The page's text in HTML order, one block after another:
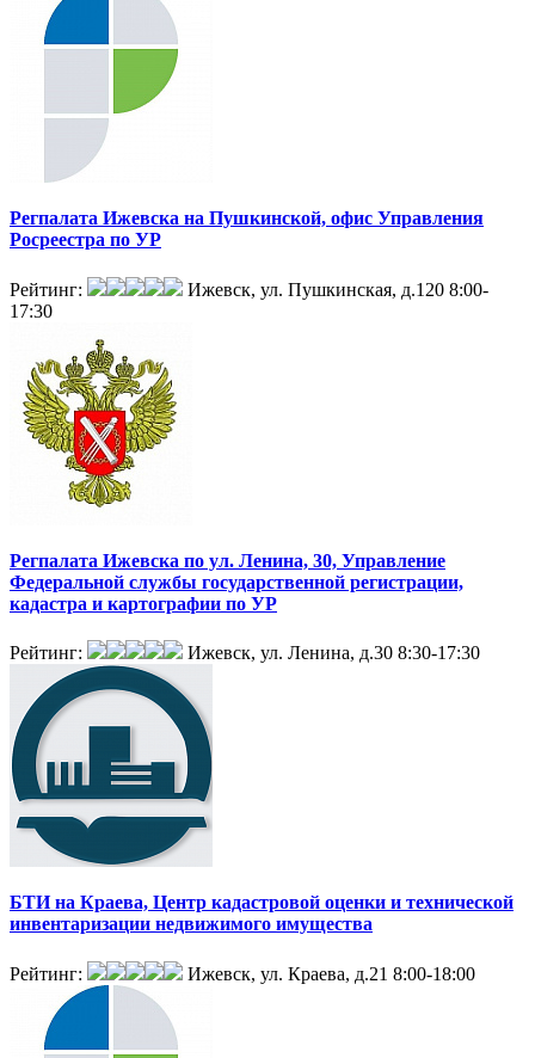
Регпалата Ижевска на Пушкинской, офис Управления
Росреестра по УР
Рейтинг: Ижевск, ул. Пушкинская, д.120 8:00-
17:30
Регпалата Ижевска по ул. Ленина, 30, Управление
Федеральной службы государственной регистрации,
кадастра и картографии по УР
Рейтинг: Ижевск, ул. Ленина, д.30 8:30-17:30
БТИ на Краева, Центр кадастровой оценки и технической
инвентаризации недвижимого имущества
Рейтинг: Ижевск, ул. Краева, д.21 8:00-18:00